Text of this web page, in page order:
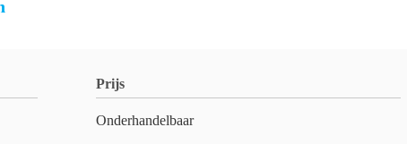
Prijs
Onderhandelbaar